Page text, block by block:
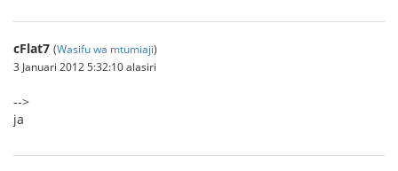
cFlat7 (Wasifu wa mtumiaji)
3 Januari 2012 5:32:10 alasiri
-->
ja